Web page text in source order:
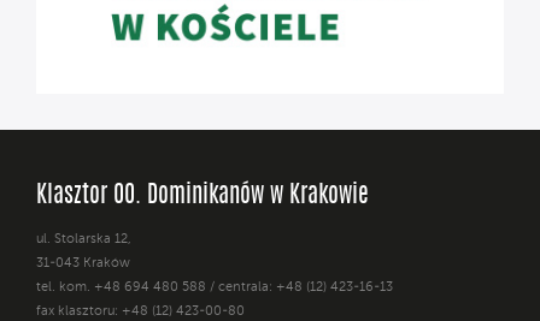
Klasztor OO. Dominikanów w Krakowie
ul. Stolarska 12,
31-043 Kraków
tel. kom. +48 694 480 588 / centrala: +48 (12) 423-16-13
fax klasztoru: +48 (12) 423-00-80